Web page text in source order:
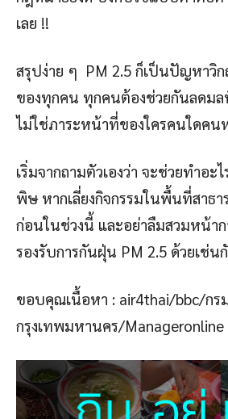
เลย !!
สรุปง่าย ๆ PM 2.5 ก็เป็นปัญหาวิ
ของทุกคน ทุกคนต้องช่วยกันลดมล
ไม่ใช่ภาระหน้าที่ของใครคนใดคน
เริ่มจากถามตัวเองว่า จะช่วยทำอะ
พิษ หากเลี่ยงกิจกรรมในพื้นที่สาธา
ก่อนในช่วงนี้ และอย่าลืมสวมหน้า
รองรับการกันฝุ่น PM 2.5 ด้วยเช่น
ขอบคุณเนื้อหา : air4thai/bbc/ก
กรุงเทพมหานคร/Manageronline